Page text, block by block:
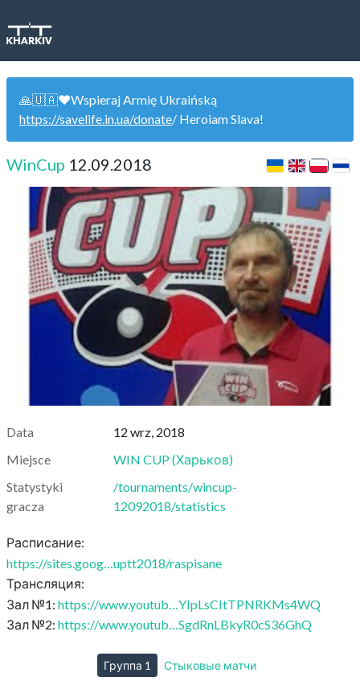
🙏🇺🇦❤️Wspieraj Armię Ukraińską
https://savelife.in.ua/donate/ Heroiam Slava!
WinCup 12.09.2018
Data
12 wrz, 2018
Miejsce
WIN CUP(Харьков)
Statystyki
gracza
/tournaments/wincup-
12092018/statistics
Расписание:
https://sites.goog…uptt2018/raspisane
Трансляция:
Зал №1: https://www.youtub…YIpLsCItTPNRKMs4WQ
Зал №2: https://www.youtub…SgdRnLBkyR0cS36GhQ
Группа 1 Стыковые матчи